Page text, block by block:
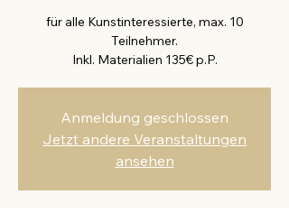
für alle Kunstinteressierte, max. 10
Teilnehmer.
Inkl. Materialien 135€ p.P.
Anmeldung geschlossen
Jetzt andere Veranstaltungen
ansehen